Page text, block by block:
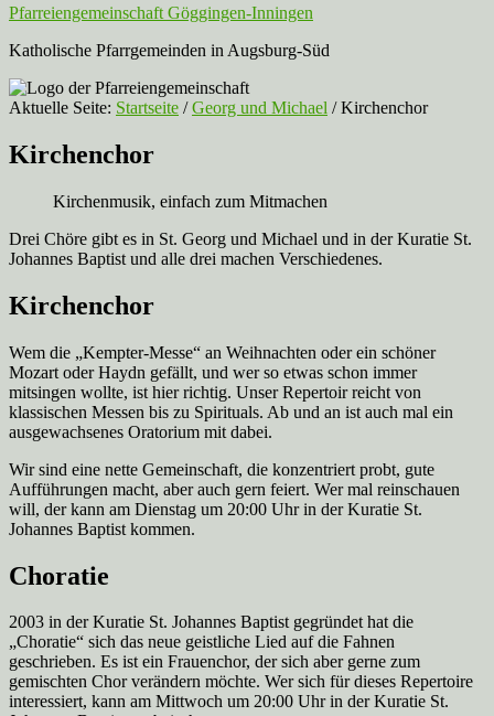
Pfarreiengemeinschaft Göggingen-Inningen
Katholische Pfarrgemeinden in Augsburg-Süd
Aktuelle Seite: Startseite / Georg und Michael /Kirchenchor
Kirchenchor
Kirchenmusik, einfach zum Mitmachen
Drei Chöre gibt es in St. Georg und Michael und in der Kuratie St.
Johannes Baptist und alle drei machen Verschiedenes.
Kirchenchor
Wem die „Kempter-Messe“ an Weihnachten oder ein schöner
Mozart oder Haydn gefällt, und wer so etwas schon immer
mitsingen wollte, ist hier richtig. Unser Repertoir reicht von
klassischen Messen bis zu Spirituals. Ab und an ist auch mal ein
ausgewachsenes Oratorium mit dabei.
Wir sind eine nette Gemeinschaft, die konzentriert probt, gute
Aufführungen macht, aber auch gern feiert. Wer mal reinschauen
will, der kann am Dienstag um 20:00 Uhr in der Kuratie St.
Johannes Baptist kommen.
Choratie
2003 in der Kuratie St. Johannes Baptist gegründet hat die
„Choratie“ sich das neue geistliche Lied auf die Fahnen
geschrieben. Es ist ein Frauenchor, der sich aber gerne zum
gemischten Chor verändern möchte. Wer sich für dieses Repertoire
interessiert, kann am Mittwoch um 20:00 Uhr in der Kuratie St.